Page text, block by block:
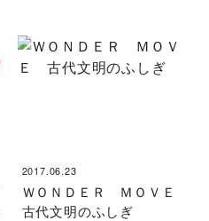
2017.06.23
ＷＯＮＤＥＲ ＭＯＶＥ
古代文明のふしぎ